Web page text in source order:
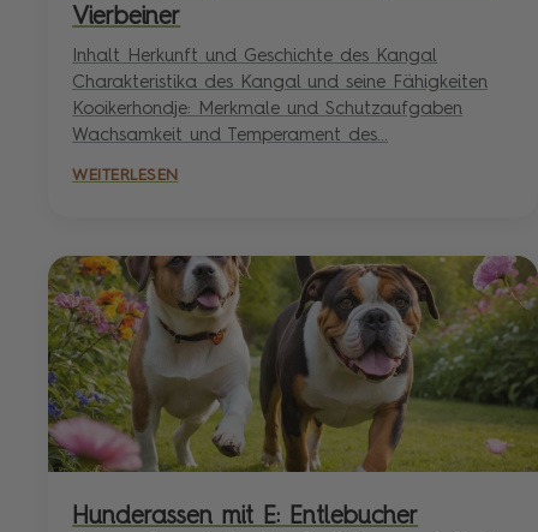
Vierbeiner
Inhalt Herkunft und Geschichte des Kangal
Charakteristika des Kangal und seine Fähigkeiten
Kooikerhondje: Merkmale und Schutzaufgaben
Wachsamkeit und Temperament des...
WEITERLESEN
Hunderassen mit E: Entlebucher